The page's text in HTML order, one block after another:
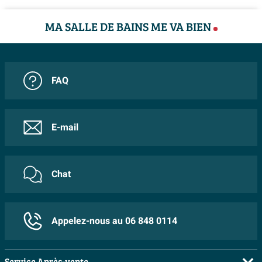
courte pour ne pas pendre dans le passage ou se plier
facilement. Cela rend ce flexible particulièrement
dans les petites salles de bains que dans les grandes
salles de bains familiales. Combiné à une douchette à
exactement de la liberté nécessaire pour, par exemple,
flexible de suivre agréablement vos mouvements, de
fluide.
Chrome lisse : facile à nettoyer et toujours impeccable
MA SALLE DE BAINS ME VA BIEN
FAQ
E-mail
Chat
Appelez-nous au 06 848 0114